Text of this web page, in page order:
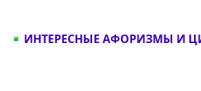
ИНТЕРЕСНЫЕ АФОРИЗМЫ И